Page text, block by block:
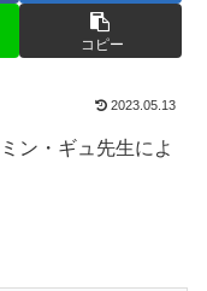
コピー
2023.05.13
ン・ギュ先生によ